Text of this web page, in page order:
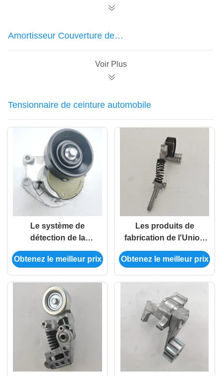
Amortisseur Couverture de
poussière
Voir Plus
Tensionnaire de ceinture automobile
Le système de
détection de la
pollution
atmosphérique doit
détermination de la
pollution
atmosphérique.
Obtenez le meilleur prix
Les produits de
fabrication de l'Union
européenne doivent
être présentés dans le
Obtenez le meilleur prix